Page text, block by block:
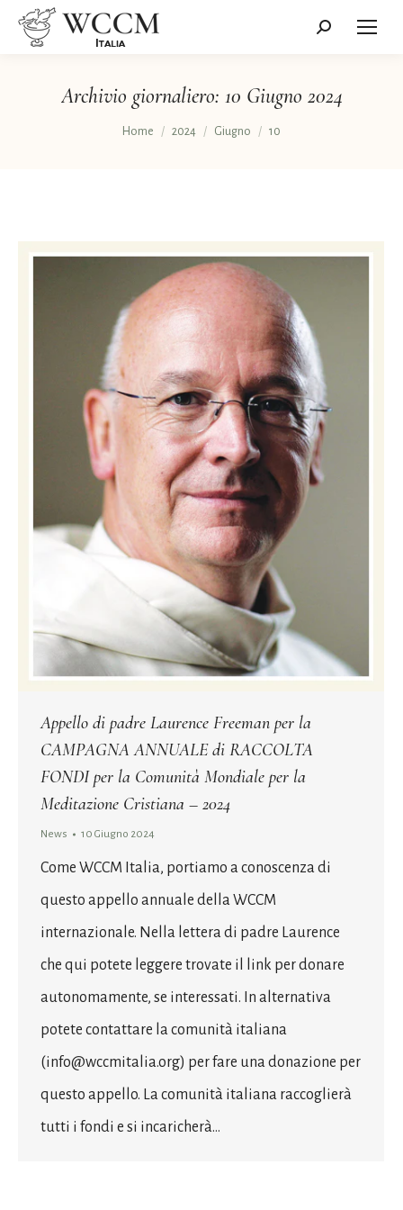
Cerca:
Archivio giornaliero: 10 Giugno 2024
Tu sei qui:
Home 2024 Giugno 10
Appello di padre Laurence Freeman per la
CAMPAGNA ANNUALE di RACCOLTA
FONDI per la Comunità Mondiale per la
Meditazione Cristiana – 2024
News 10 Giugno 2024
Come WCCM Italia, portiamo a conoscenza di
questo appello annuale della WCCM
internazionale. Nella lettera di padre Laurence
che qui potete leggere trovate il link per donare
autonomamente, se interessati. In alternativa
potete contattare la comunità italiana
(info@wccmitalia.org) per fare una donazione per
questo appello. La comunità italiana raccoglierà
tutti i fondi e si incaricherà…